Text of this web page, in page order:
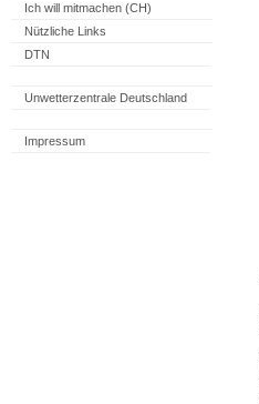
Ich will mitmachen (CH)
Nützliche Links
DTN
Unwetterzentrale Deutschland
Impressum